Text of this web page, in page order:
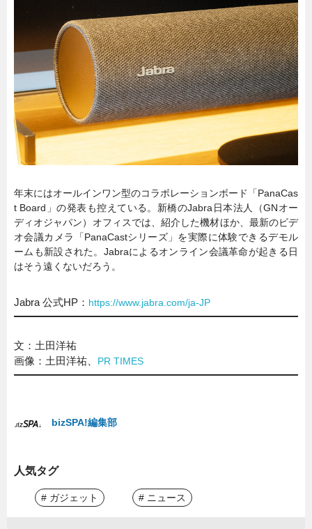
年末にはオールインワン型のコラボレーションボード「PanaCas
t Board」の発表も控えている。新橋のJabra日本法人（GNオー
ディオジャパン）オフィスでは、紹介した機材ほか、最新のビデ
オ会議カメラ「PanaCastシリーズ」を実際に体験できるデモル
ームも新設された。Jabraによるオンライン会議革命が起きる日
はそう遠くないだろう。
Jabra 公式HP： https://www.jabra.com/ja-JP
文：土田洋祐
画像：土田洋祐、 PR TIMES
bizSPA!編集部
人気タグ
# ガジェット # ニュース